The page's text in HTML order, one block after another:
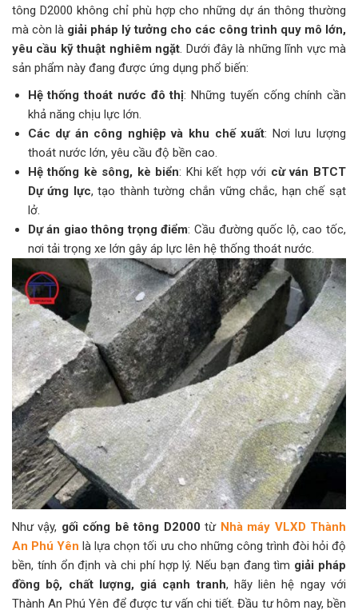
tông D2000 không chỉ phù hợp cho những dự án thông thường
mà còn là giải pháp lý tưởng cho các công trình quy mô lớn,
yêu cầu kỹ thuật nghiêm ngặt. Dưới đây là những lĩnh vực mà
sản phẩm này đang được ứng dụng phổ biến:
Hệ thống thoát nước đô thị: Những tuyến cống chính cần
khả năng chịu lực lớn.
Các dự án công nghiệp và khu chế xuất: Nơi lưu lượng
thoát nước lớn, yêu cầu độ bền cao.
Hệ thống kè sông, kè biển: Khi kết hợp với cừ ván BTCT
Dự ứng lực, tạo thành tường chắn vững chắc, hạn chế sạt
lở.
Dự án giao thông trọng điểm: Cầu đường quốc lộ, cao tốc,
nơi tải trọng xe lớn gây áp lực lên hệ thống thoát nước.
Như vậy, gối cống bê tông D2000 từ Nhà máy VLXD Thành
An Phú Yên là lựa chọn tối ưu cho những công trình đòi hỏi độ
bền, tính ổn định và chi phí hợp lý. Nếu bạn đang tìm giải pháp
đồng bộ, chất lượng, giá cạnh tranh, hãy liên hệ ngay với
Thành An Phú Yên để được tư vấn chi tiết. Đầu tư hôm nay, bền